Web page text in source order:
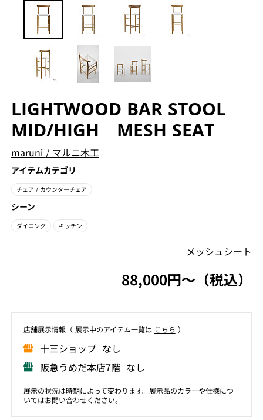
LIGHTWOOD BAR STOOL
MID/HIGH MESH SEAT
maruni / マルニ木工
アイテムカテゴリ
チェア / カウンターチェア
シーン
ダイニング キッチン
メッシュシート
88,000円〜（税込）
店舗展⽰情報（ 展⽰中のアイテム⼀覧は こちら ）
⼗三ショップ なし
阪急うめだ本店7階 なし
展示の状況は時期によって変わります。展示品のカラーや仕様につ
いてはお問い合わせください。